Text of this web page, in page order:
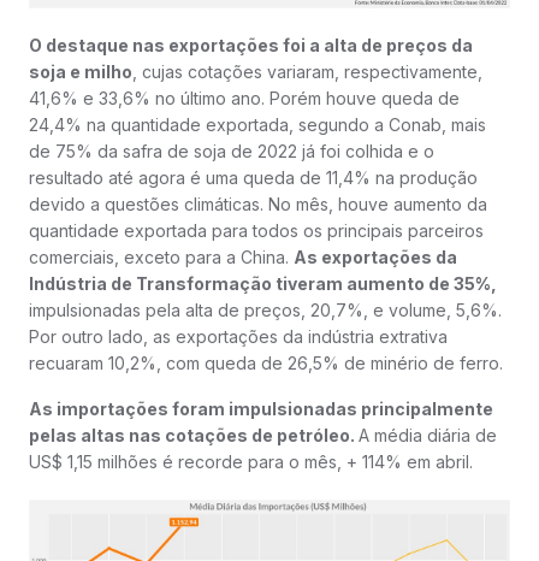
O destaque nas exportações foi a alta de preços da
soja e milho , cujas cotações variaram, respectivamente,
41,6% e 33,6% no último ano. Porém houve queda de
24,4% na quantidade exportada, segundo a Conab, mais
de 75% da safra de soja de 2022 já foi colhida e o
resultado até agora é uma queda de 11,4% na produção
devido a questões climáticas. No mês, houve aumento da
quantidade exportada para todos os principais parceiros
comerciais, exceto para a China. As exportações da
Indústria de Transformação tiveram aumento de 35%,
impulsionadas pela alta de preços, 20,7%, e volume, 5,6%.
Por outro lado, as exportações da indústria extrativa
recuaram 10,2%, com queda de 26,5% de minério de ferro.
As importações foram impulsionadas principalmente
pelas altas nas cotações de petróleo. A média diária de
US$ 1,15 milhões é recorde para o mês, + 114% em abril.